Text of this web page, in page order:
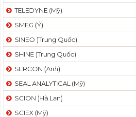
TELEDYNE (Mỹ)
SMEG (Ý)
SINEO (Trung Quốc)
SHINE (Trung Quốc)
SERCON (Anh)
SEAL ANALYTICAL (Mỹ)
SCION (Hà Lan)
SCIEX (Mỹ)